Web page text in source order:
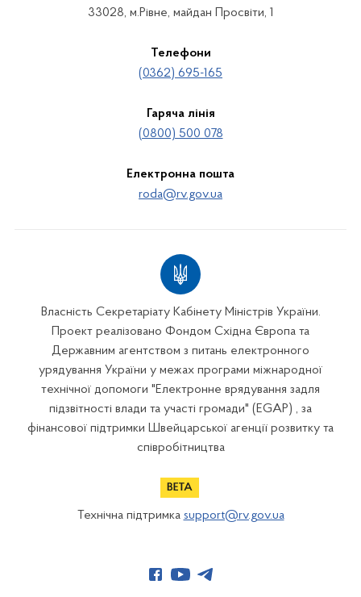
33028, м.Рівне, майдан Просвіти, 1
Телефони
(0362) 695-165
Гаряча лінія
(0800) 500 078
Електронна пошта
roda@rv.gov.ua
Власність Секретаріату Кабінету Міністрів України.
Проект реалізовано Фондом Східна Європа та
Державним агентством з питань електронного
урядування України у межах програми міжнародної
технічної допомоги "Електронне врядування задля
підзвітності влади та участі громади" (EGAP) , за
фінансової підтримки Швейцарської агенції розвитку та
співробітництва
Технічна підтримка support@rv.gov.ua